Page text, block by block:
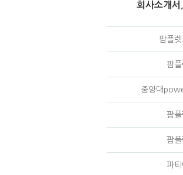
회사소개
팜플
팜플
중앙대
팜플
팜
파티